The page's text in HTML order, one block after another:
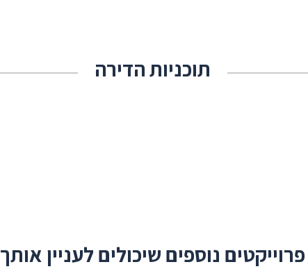
תוכניות הדירה
פרוייקטים נוספים שיכולים לעניין אותך